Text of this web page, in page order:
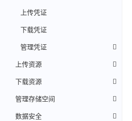
上传凭证
下载凭证
管理凭证
上传资源
下载资源
管理存储空间
数据安全